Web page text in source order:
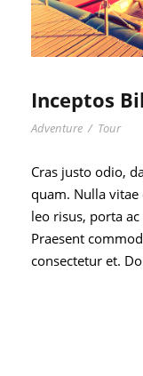
Inceptos
Adventure / Tour
Cras justo odio,
quam. Nulla
leo risus, porta
Praesent
consectetur et.